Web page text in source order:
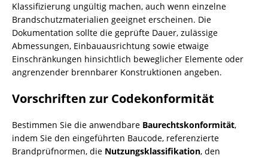
Klassifizierung ungültig machen, auch wenn einzelne
Brandschutzmaterialien geeignet erscheinen. Die
Dokumentation sollte die geprüfte Dauer, zulässige
Abmessungen, Einbauausrichtung sowie etwaige
Einschränkungen hinsichtlich beweglicher Elemente oder
angrenzender brennbarer Konstruktionen angeben.
Vorschriften zur Codekonformität
Bestimmen Sie die anwendbare Baurechtskonformität,
indem Sie den eingeführten Baucode, referenzierte
Brandprüfnormen, die Nutzungsklassifikation, den